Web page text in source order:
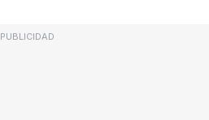
PUBLICIDAD